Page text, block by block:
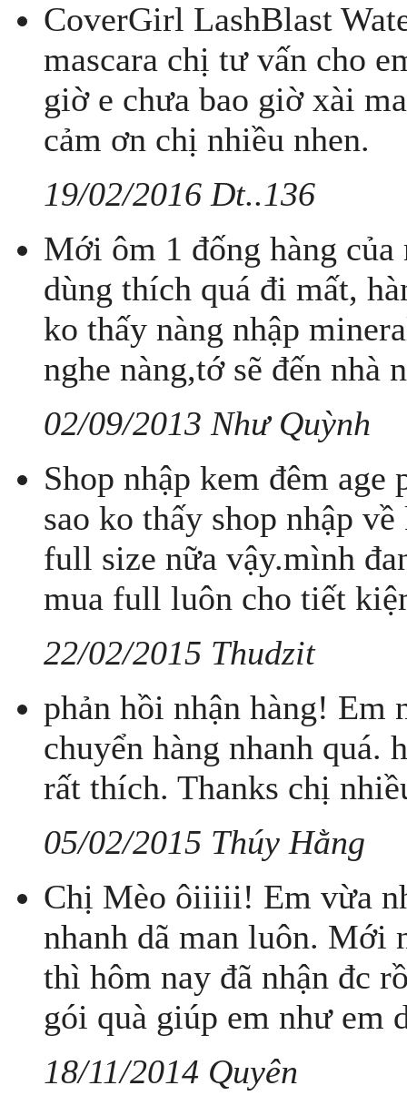
CoverGirl LashBlast
mascara chị tư vấn cho
giờ e chưa bao giờ xài
cảm ơn chị nhiều nhen.
19/02/2016 Dt..136
Mới ôm 1 đống hàng
dùng thích quá đi mất,
ko thấy nàng nhập
nghe nàng,tớ sẽ đến nhà
02/09/2013 Như Quỳnh
Shop nhập kem đêm
sao ko thấy shop nhập
full size nữa vậy.mình
mua full luôn cho tiết
22/02/2015 Thudzit
phản hồi nhận hàng! Em
chuyển hàng nhanh quá.
rất thích. Thanks chị
05/02/2015 Thúy Hằng
Chị Mèo ôiiiii! Em vừa
nhanh dã man luôn. Mới
thì hôm nay đã nhận đc
gói quà giúp em như em
18/11/2014 Quyên